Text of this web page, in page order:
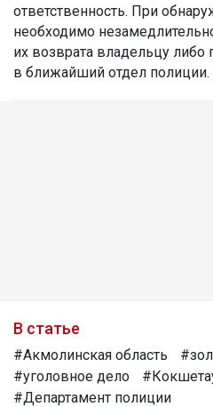
ответственность. При
необходимо
их возврата владельцу либо
в ближайший отдел полиции.
В статье
#Акмолинская область
#уголовное дело
#Департамент полиции